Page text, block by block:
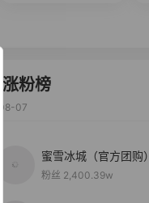
粉榜
07
蜜雪冰城（官方团购）
粉丝 2,400.39w